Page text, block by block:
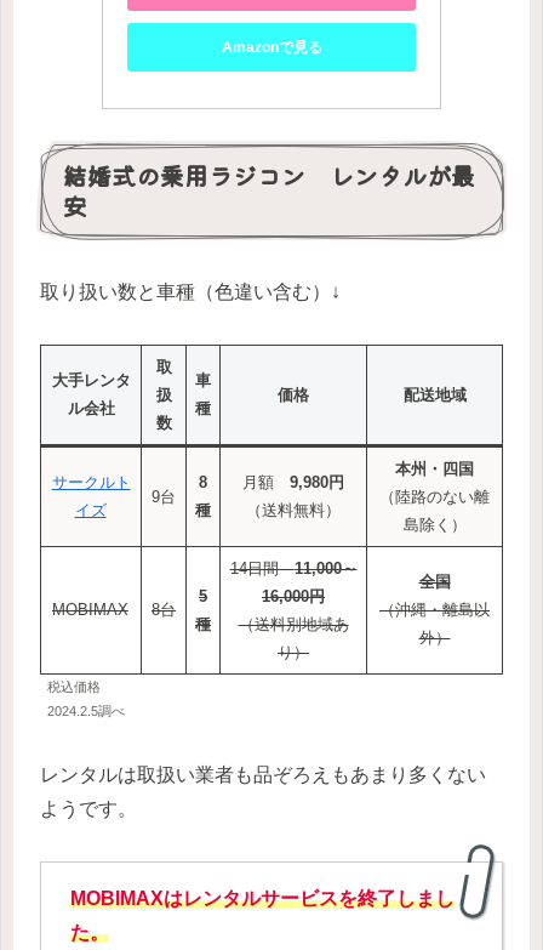
Amazonで見る
結婚式の乗用ラジコン レンタルが最
安
取り扱い数と車種（色違い含む）↓
大手レンタ
ル会社
取
扱
数
車
種
価格 配送地域
サークルト
イズ
9台
8
種
月額 9,980円
（送料無料）
本州・四国
（陸路のない離
島除く）
MOBIMAX 8台
5
種
14日間11,000～
16,000円
（送料別地域あ
り）
全国
（沖縄・離島以
外）
税込価格
2024.2.5調べ
レンタルは取扱い業者も品ぞろえもあまり多くない
ようです。
MOBIMAXはレンタルサービスを終了しまし
た。